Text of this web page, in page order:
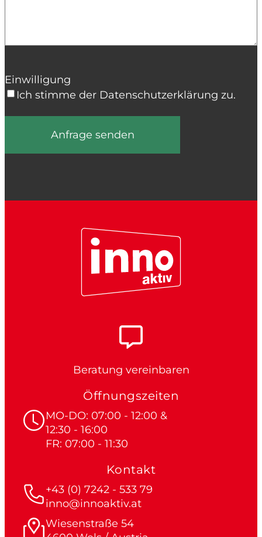
Einwilligung
Ich stimme der Datenschutzerklärung zu.
Beratung vereinbaren
Öffnungszeiten
MO-DO: 07:00 - 12:00 &
12:30 - 16:00
FR: 07:00 - 11:30
Kontakt
+43 (0) 7242 - 533 79
inno@innoaktiv.at
Wiesenstraße 54